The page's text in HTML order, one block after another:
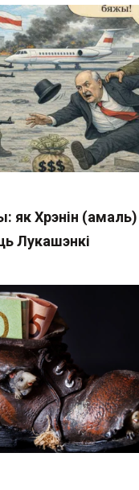
як Хрэнін
Лукашэнкі